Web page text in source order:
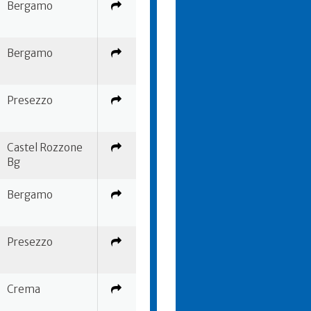
Bergamo
Bergamo
Presezzo
Castel Rozzone
Bg
Bergamo
Presezzo
Crema